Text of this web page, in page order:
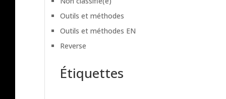
Outils et méthodes
Outils et méthodes EN
Reverse
Étiquettes